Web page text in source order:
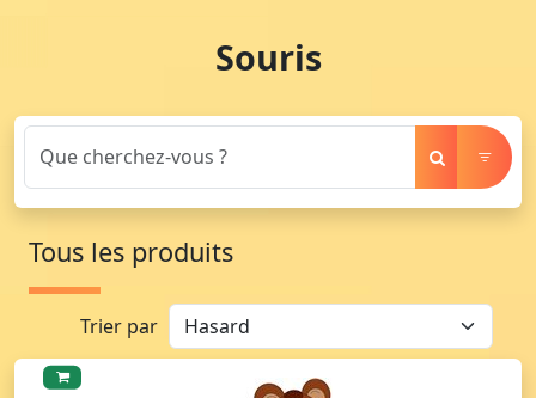
Souris
Tous les produits
Trier par